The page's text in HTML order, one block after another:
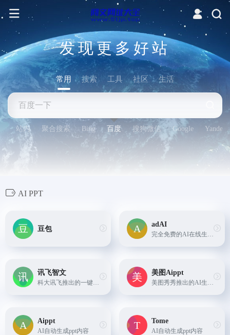
发现更多好站
常用 搜索 工具 社区 生活
站内 聚合搜索 Bing 百度 搜狗微信 Google Yandex
AI PPT
豆包
adAI
讯飞智文 美图Aippt
Aippt
AI自动生成ppt内容
Tome
AI自动生成ppt内容